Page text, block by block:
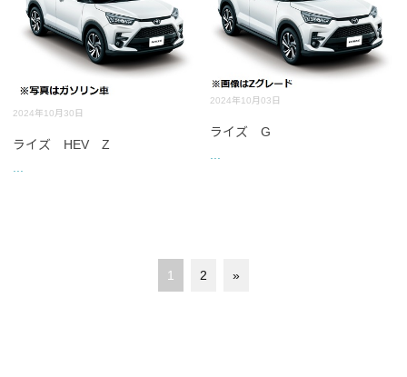
2024年10月30日
ライズ HEV Z
2024年10月03日
ライズ G
1 2 »